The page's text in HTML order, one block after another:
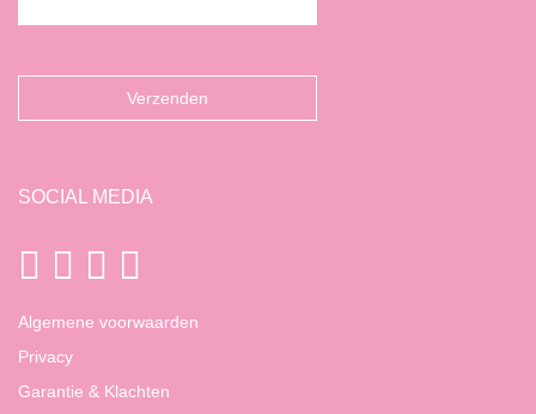
SOCIAL MEDIA
Algemene voorwaarden
Privacy
Garantie & Klachten